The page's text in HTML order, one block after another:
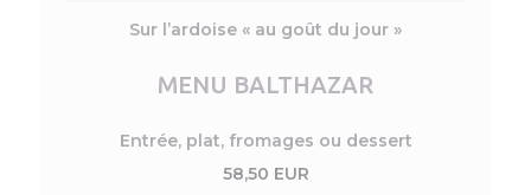
Sur l’ardoise « au goût du jour »
MENU BALTHAZAR
Entrée, plat, fromages ou dessert
58,50 EUR